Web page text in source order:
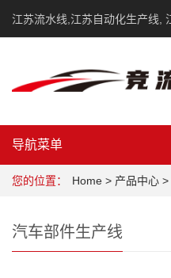
江苏流水线,江苏自动化生产线,
导航菜单
您的位置： Home > 产品中心 >
汽车部件生产线